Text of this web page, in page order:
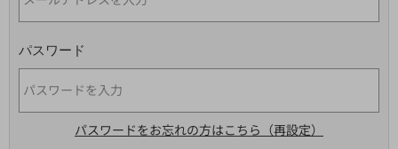
パスワード
パスワードをお忘れの方はこちら（再設定）